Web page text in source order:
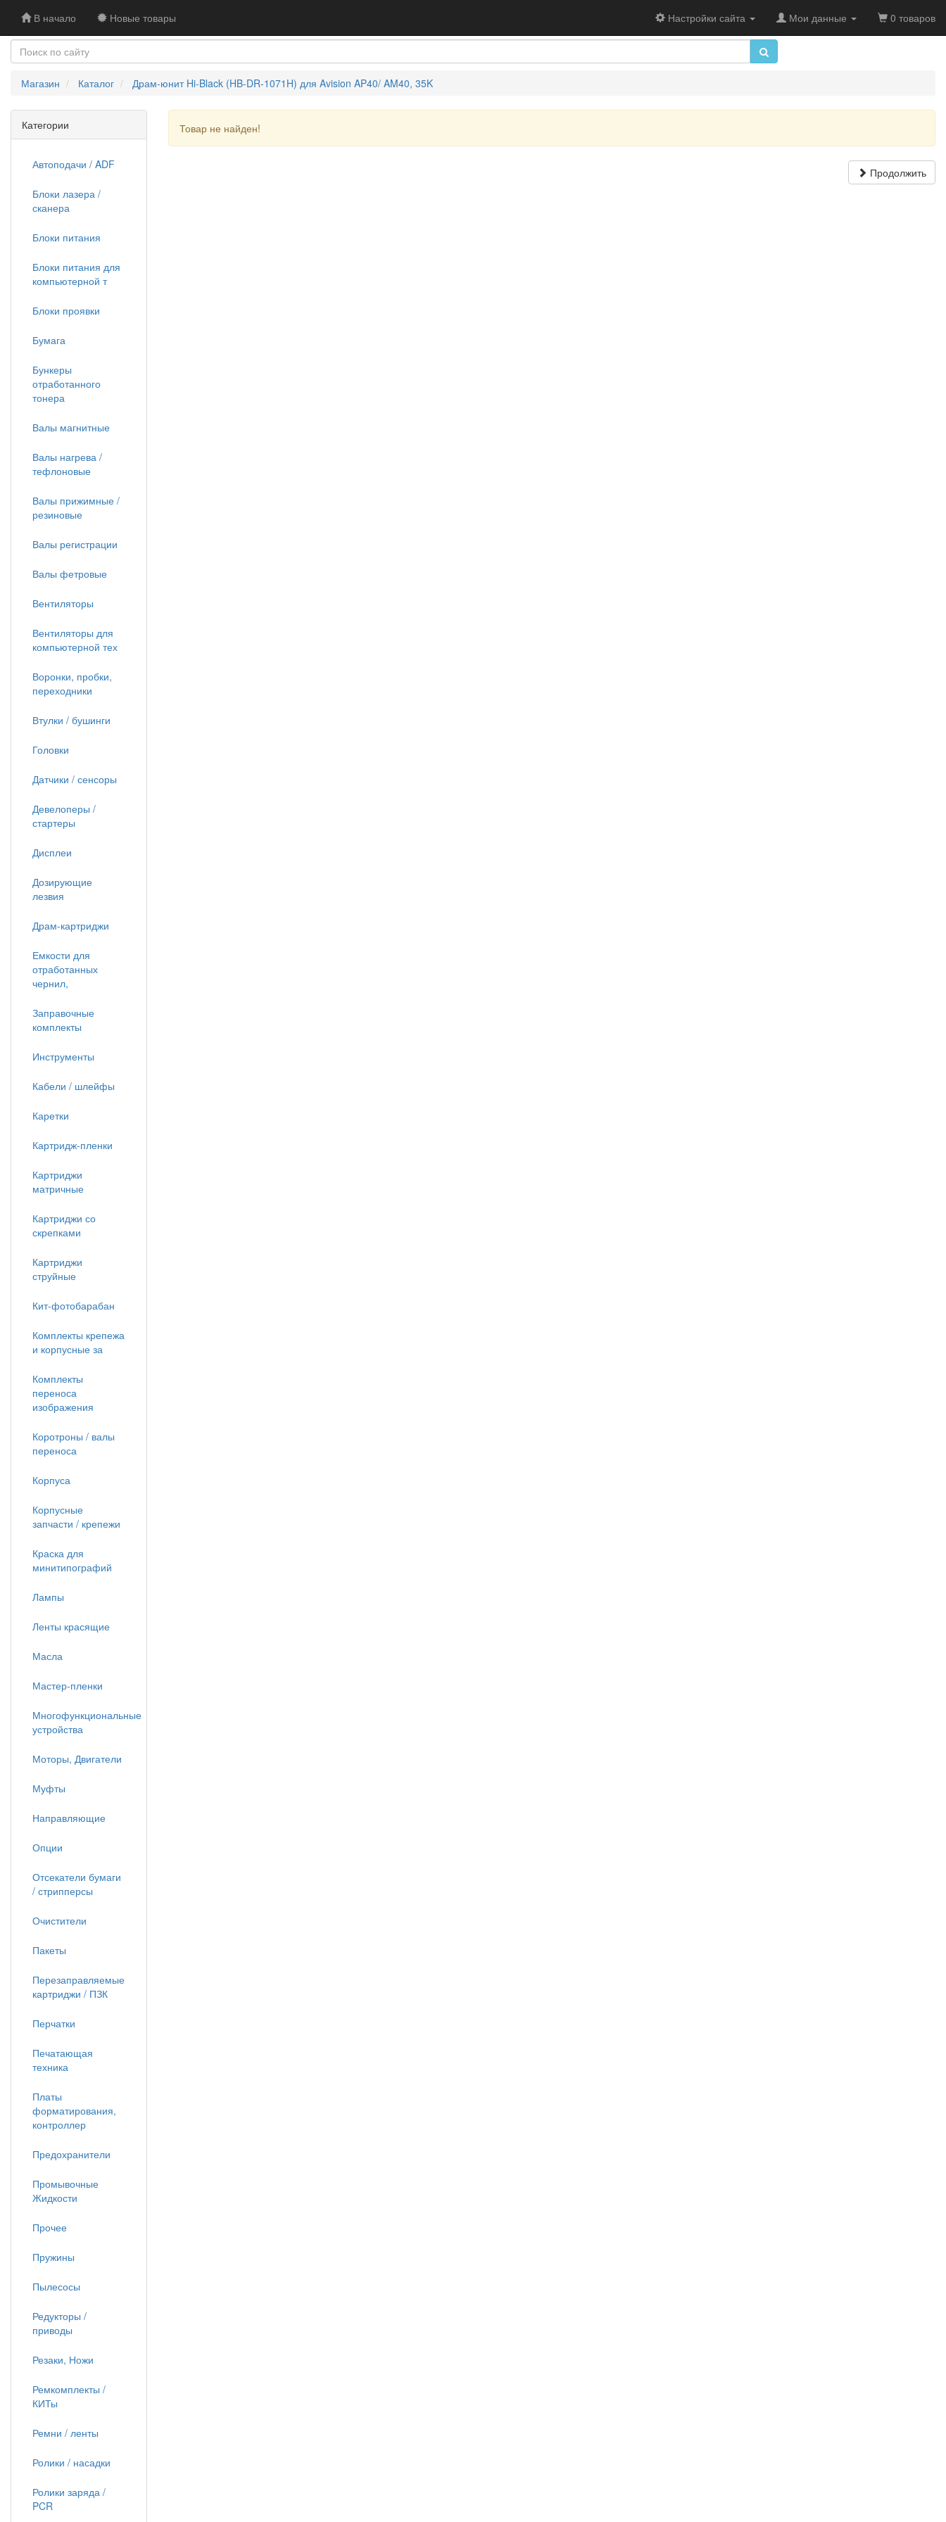
В начало Новые товары Настройки сайта Мои данные 0 товаров
Магазин Каталог Драм-юнит Hi-Black (HB-DR-1071H) для Avision AP40/ AM40, 35K
Товар не найден!
Продолжить
Категории
Автоподачи / ADF
Блоки лазера /
сканера
Блоки питания
Блоки питания для
компьютерной т
Блоки проявки
Бумага
Бункеры
отработанного
тонера
Валы магнитные
Валы нагрева /
тефлоновые
Валы прижимные /
резиновые
Валы регистрации
Валы фетровые
Вентиляторы
Вентиляторы для
компьютерной тех
Воронки, пробки,
переходники
Втулки / бушинги
Головки
Датчики / сенсоры
Девелоперы /
стартеры
Дисплеи
Дозирующие
лезвия
Драм-картриджи
Емкости для
отработанных
чернил,
Заправочные
комплекты
Инструменты
Кабели / шлейфы
Каретки
Картридж-пленки
Картриджи
матричные
Картриджи со
скрепками
Картриджи
струйные
Кит-фотобарабан
Комплекты крепежа
и корпусные за
Комплекты
переноса
изображения
Коротроны / валы
переноса
Корпуса
Корпусные
запчасти / крепежи
Краска для
минитипографий
Лампы
Ленты красящие
Масла
Мастер-пленки
Многофункциональные
устройства
Моторы, Двигатели
Муфты
Направляющие
Опции
Отсекатели бумаги
/ стрипперсы
Очистители
Пакеты
Перезаправляемые
картриджи / ПЗК
Перчатки
Печатающая
техника
Платы
форматирования,
контроллер
Предохранители
Промывочные
Жидкости
Прочее
Пружины
Пылесосы
Редукторы /
приводы
Резаки, Ножи
Ремкомплекты /
КИТы
Ремни / ленты
Ролики / насадки
Ролики заряда /
PCR